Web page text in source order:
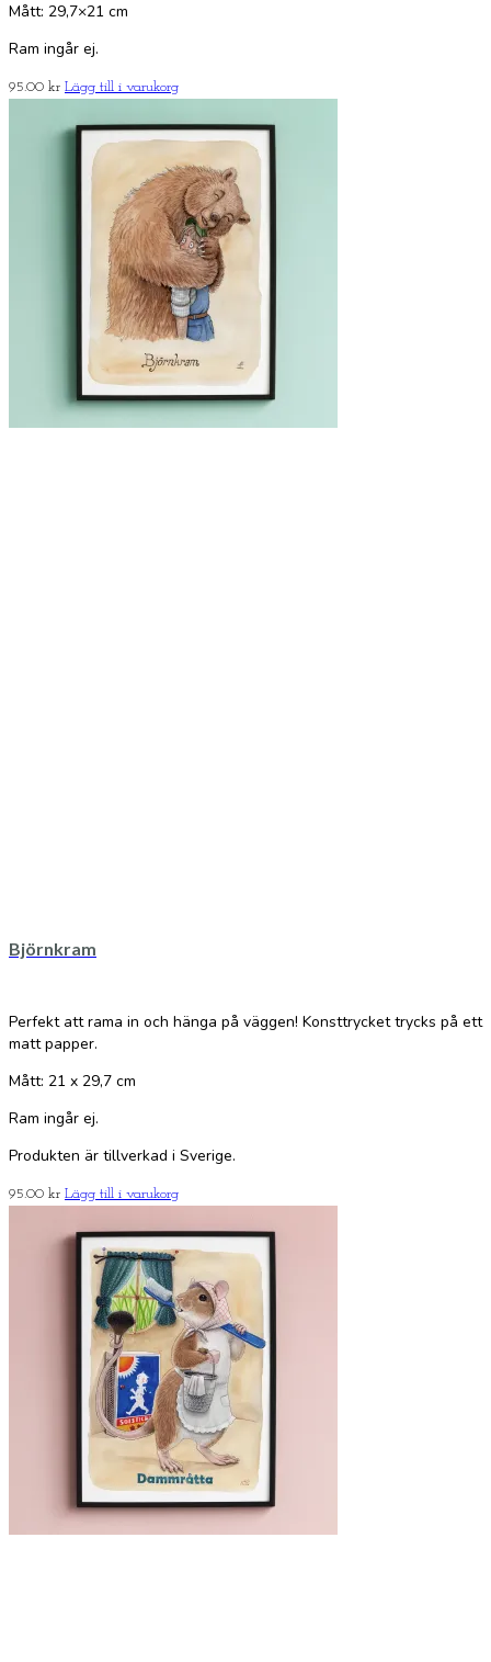
Mått: 29,7×21 cm
Ram ingår ej.
95.00 kr Lägg till i varukorg
Björnkram
Perfekt att rama in och hänga på väggen! Konsttrycket trycks på ett
matt papper.
Mått: 21 x 29,7 cm
Ram ingår ej.
Produkten är tillverkad i Sverige.
95.00 kr Lägg till i varukorg